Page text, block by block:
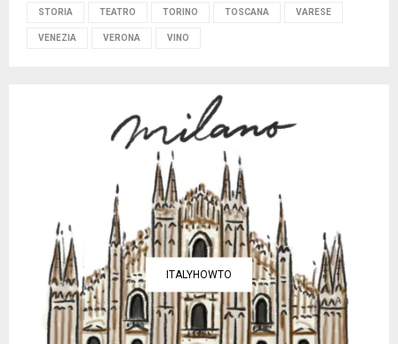
STORIA TEATRO TORINO TOSCANA VARESE
VENEZIA VERONA VINO
ITALYHOWTO